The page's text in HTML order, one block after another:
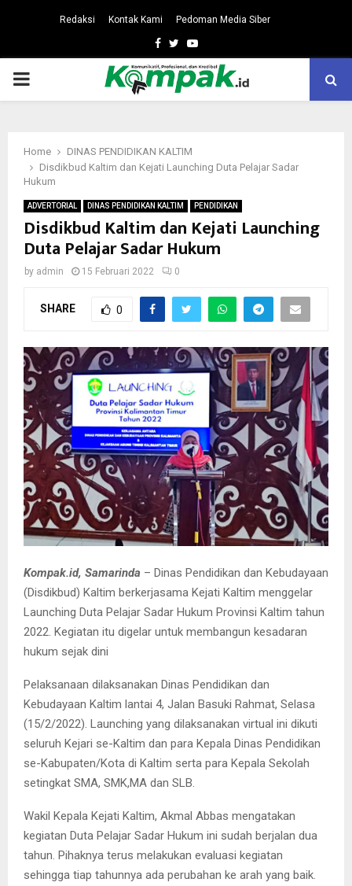
Redaksi Kontak Kami Pedoman Media Siber
Facebook
TwitterYoutube
PRIMARY
Home
DINAS PENDIDIKAN KALTIM
Disdikbud Kaltim dan Kejati Launching Duta Pelajar Sadar
Hukum
ADVERTORIAL DINAS PENDIDIKAN KALTIM PENDIDIKAN
Disdikbud Kaltim dan Kejati Launching
Duta Pelajar Sadar Hukum
by admin 15 Februari 2022 0
SHARE 0
Kompak.id, Samarinda – Dinas Pendidikan dan Kebudayaan
(Disdikbud) Kaltim berkerjasama Kejati Kaltim menggelar
Launching Duta Pelajar Sadar Hukum Provinsi Kaltim tahun
2022. Kegiatan itu digelar untuk membangun kesadaran
hukum sejak dini
Pelaksanaan dilaksanakan Dinas Pendidikan dan
Kebudayaan Kaltim lantai 4, Jalan Basuki Rahmat, Selasa
(15/2/2022). Launching yang dilaksanakan virtual ini dikuti
seluruh Kejari se-Kaltim dan para Kepala Dinas Pendidikan
se-Kabupaten/Kota di Kaltim serta para Kepala Sekolah
setingkat SMA, SMK,MA dan SLB.
Wakil Kepala Kejati Kaltim, Akmal Abbas mengatakan
kegiatan Duta Pelajar Sadar Hukum ini sudah berjalan dua
tahun. Pihaknya terus melakukan evaluasi kegiatan
sehingga tiap tahunnya ada perubahan ke arah yang baik.